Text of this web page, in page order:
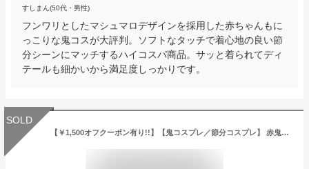
すしまん(50代・男性)
フンワリとしたマシュマロデザインを採用した赤ちゃんもに
っこりな鬼コスが大評判。ソフトなタッチで着心地の良い節
分シーンにマッチするハイコスパ商品。サッと着られてディ
テールも細かいから満足度しっかりです。
SOLD
【￥1,500オフクーポン有り!!】【鬼コスプレ／節分コスプレ】 赤鬼キャップ ベビー ハロウィン ハロウィーン